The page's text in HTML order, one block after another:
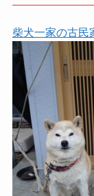
柴犬一家の古民